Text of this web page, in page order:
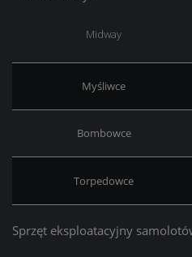
Midway
Myśliwce
Bombowce
Torpedowce
Sprzęt eksploatacyjny